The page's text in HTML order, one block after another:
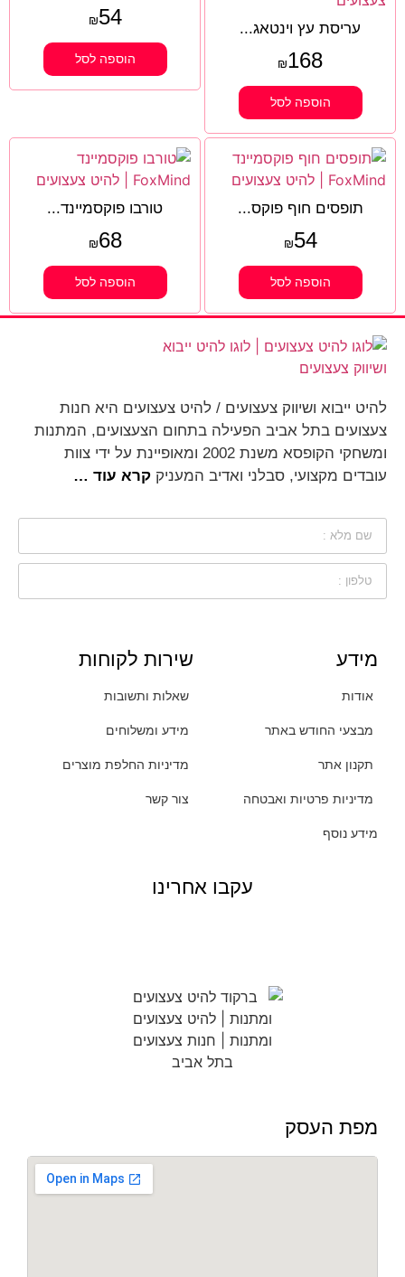
עריסת עץ וינטאג...
₪168
הוספה לסל
₪54
הוספה לסל
תופסים חוף פוקס...
₪54
הוספה לסל
טורבו פוקסמיינד...
₪68
הוספה לסל
להיט ייבוא ושיווק צעצועים / להיט צעצועים היא חנות
צעצועים בתל אביב הפעילה בתחום הצעצועים, המתנות
ומשחקי הקופסא משנת 2002 ומאופיינת על ידי צוות
עובדים מקצועי, סבלני ואדיב המעניק קרא עוד …
מידע
אודות
מבצעי החודש באתר
תקנון אתר
מדיניות פרטיות ואבטחה
מידע נוסף
שירות לקוחות
שאלות ותשובות
מידע ומשלוחים
מדיניות החלפת מוצרים
צור קשר
עקבו אחרינו
מפת העסק